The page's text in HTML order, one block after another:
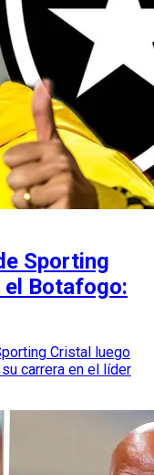
Sporting
Botafogo:
Cristal luego
carrera en el líder